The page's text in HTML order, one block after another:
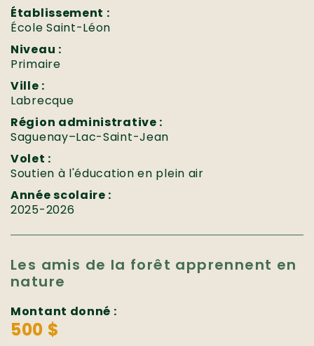
Établissement :
École Saint-Léon
Niveau :
Primaire
Ville :
Labrecque
Région administrative :
Saguenay–Lac-Saint-Jean
Volet :
Soutien à l'éducation en plein air
Année scolaire :
2025-2026
Les amis de la forêt apprennent en
nature
Montant donné :
500 $